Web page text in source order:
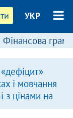
УКР
Фінансова
і мовчання
з цінами на